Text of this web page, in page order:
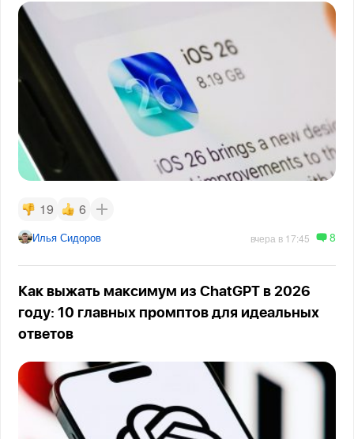
19 6
Илья Сидоров вчера в 17:45 8
Как выжать максимум из ChatGPT в 2026
году: 10 главных промптов для идеальных
ответов